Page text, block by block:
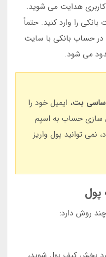
کاربری هدایت می شوید.
بانکی را وارد کنید. حتماً
در حساب بانکی با سایت
می شود.
ساسی بت، ایمیل خود را
سازی حساب به اسپم
توانید پول واریز
پول
روش دارد: